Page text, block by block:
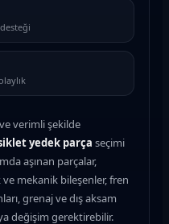
verimli şekilde
yedek parça seçimi
aşınan parçalar,
mekanik bileşenler, fren
grenaj ve dış aksam
değişim gerektirebilir.